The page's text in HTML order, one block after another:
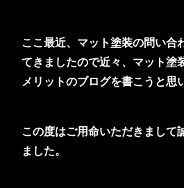
ここ最近、マット塗装の問い合
てきましたので近々、マット塗
メリットのブログを書こうと思
この度はご用命いただきまして
ました。